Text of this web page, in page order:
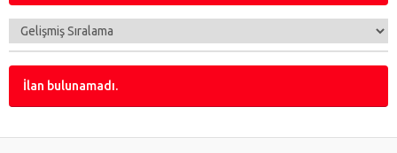
İlan bulunamadı.